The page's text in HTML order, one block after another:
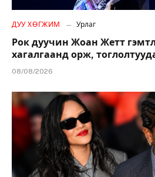
ДУУ ХӨГЖИМ Урлаг
Рок дуучин Жоан Жетт
хагалгаанд орж,
08/08/2026